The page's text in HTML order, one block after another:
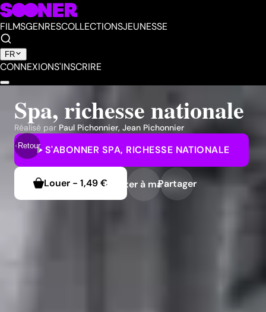
FILMSGENRESCOLLECTIONSJEUNESSE
FR
CONNEXIONS'INSCRIRE
Retour
Spa, richesse nationale
Réalisé par Paul Pichonnier, Jean Pichonnier
S'ABONNER SPA, RICHESSE NATIONALE
Louer - 1,49 €Ajouter à ma liste
Partager